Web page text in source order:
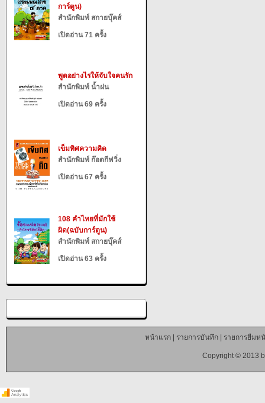
การ์ตูน)
สำนักพิมพ์ สกายบุ๊คส์
เปิดอ่าน 71 ครั้ง
พูดอย่างไรให้จับใจคนรัก
สำนักพิมพ์ น้ำฝน
เปิดอ่าน 69 ครั้ง
เข็มทิศความคิด
สำนักพิมพ์ ก๊อตกีฟวิ่ง
เปิดอ่าน 67 ครั้ง
108 คำไทยที่มักใช้
ผิด(ฉบับการ์ตูน)
สำนักพิมพ์ สกายบุ๊คส์
เปิดอ่าน 63 ครั้ง
หน้าแรก| รายการบันทึก| รายการยืมห
Copyright © 2013